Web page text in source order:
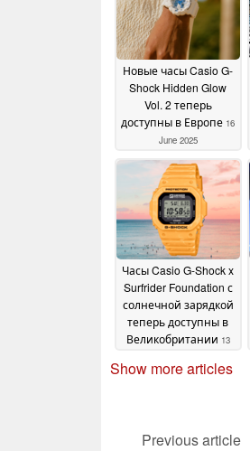
Новые часы Casio G-
Shock Hidden Glow
Vol. 2 теперь
доступны в Европе 16
June 2025
Часы Casio G-Shock x
Surfrider Foundation с
солнечной зарядкой
теперь доступны в
Великобритании 13
Show more articles
Previous article